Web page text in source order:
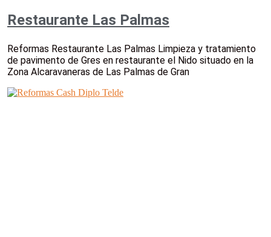
Restaurante Las Palmas
Reformas Restaurante Las Palmas Limpieza y tratamiento
de pavimento de Gres en restaurante el Nido situado en la
Zona Alcaravaneras de Las Palmas de Gran